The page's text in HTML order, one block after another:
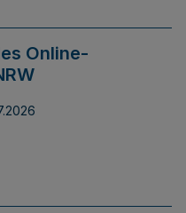
Online-